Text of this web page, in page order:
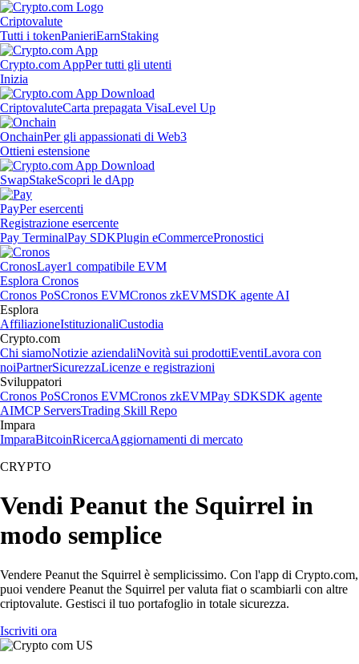
Criptovalute
Tutti i tokenPanieriEarnStaking
Crypto.com AppPer tutti gli utenti
Inizia
CriptovaluteCarta prepagata VisaLevel Up
OnchainPer gli appassionati di Web3
Ottieni estensione
SwapStakeScopri le dApp
PayPer esercenti
Registrazione esercente
Pay TerminalPay SDKPlugin eCommercePronostici
CronosLayer1 compatibile EVM
Esplora Cronos
Cronos PoSCronos EVMCronos zkEVMSDK agente AI
Esplora
AffiliazioneIstituzionaliCustodia
Crypto.com
Chi siamoNotizie aziendaliNovità sui prodottiEventiLavora con
noiPartnerSicurezzaLicenze e registrazioni
Sviluppatori
Cronos PoSCronos EVMCronos zkEVMPay SDKSDK agente
AIMCP ServersTrading Skill Repo
Impara
ImparaBitcoinRicercaAggiornamenti di mercato
CRYPTO
Vendi Peanut the Squirrel in
modo semplice
Vendere Peanut the Squirrel è semplicissimo. Con l'app di Crypto.com,
puoi vendere Peanut the Squirrel per valuta fiat o scambiarli con altre
criptovalute. Gestisci il tuo portafoglio in totale sicurezza.
Iscriviti ora